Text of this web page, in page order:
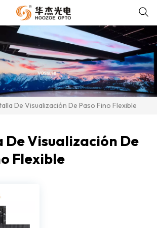
De Visualización De Paso Fino Flexible
Visualización De
Flexible